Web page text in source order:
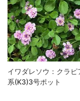
イワダレソウ：クラピ
系(K3)3号ポット